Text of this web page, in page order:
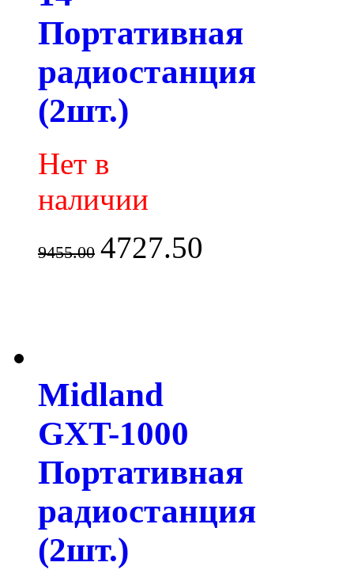
Портативная
радиостанция
(2шт.)
Нет в
наличии
9455.00 4727.50
Midland
GXT-1000
Портативная
радиостанция
(2шт.)